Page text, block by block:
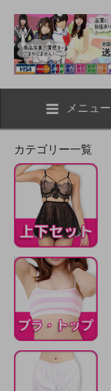
メニュー
カテゴリー一覧